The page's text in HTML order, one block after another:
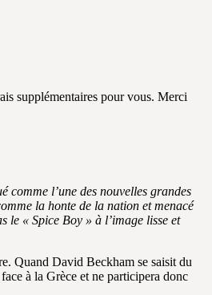
supplémentaires pour vous. Merci
l’une des nouvelles grandes
la honte de la nation et menacé
le « Spice Boy » à l’image lisse et
Quand David Beckham se saisit du
à la Grèce et ne participera donc